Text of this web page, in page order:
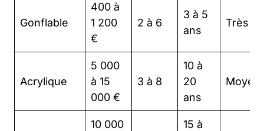
Gonflable
400 à
1 200
€
2 à 6
3 à 5
ans
Très
Acrylique
5 000
à 15
000 €
3 à 8
10 à
20
ans
10 000
15 à